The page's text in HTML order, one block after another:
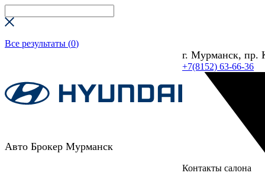
Все результаты (0)
Авто Брокер Мурманск
г. Мурманск, пр.
+7(8152) 63-66-36
Контакты салона